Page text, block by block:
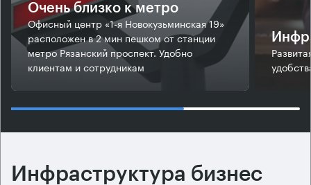
Очень близко к метро
Офисный центр «1-я Новокузьминская 19»
расположен в 2 мин пешком от станции
метро Рязанский проспект. Удобно
клиентам и сотрудникам
Инфраструктура бизнес